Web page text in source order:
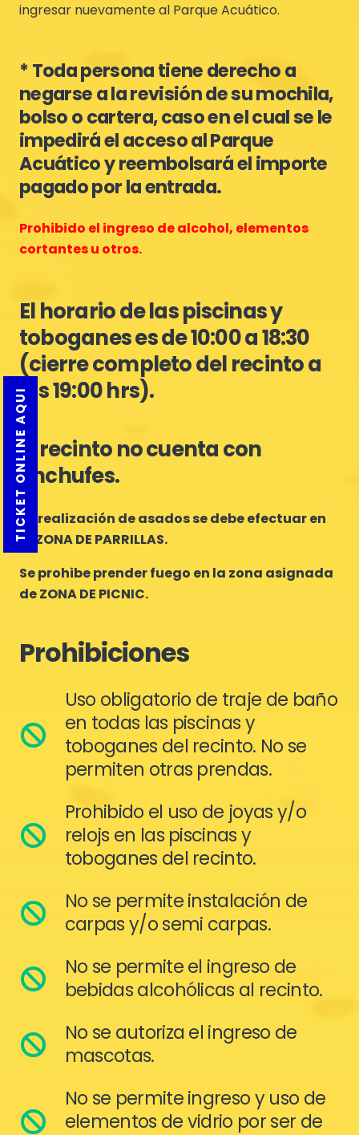
TICKET ONLINE AQUI
ingresar nuevamente al Parque Acuático.
* Toda persona tiene derecho a
negarse a la revisión de su mochila,
bolso o cartera, caso en el cual se le
impedirá el acceso al Parque
Acuático y reembolsará el importe
pagado por la entrada.
Prohibido el ingreso de alcohol, elementos
cortantes u otros.
El horario de las piscinas y
toboganes es de 10:00 a 18:30
(cierre completo del recinto a
las 19:00 hrs).
El recinto no cuenta con
enchufes.
La realización de asados se debe efectuar en
la ZONA DE PARRILLAS.
Se prohibe prender fuego en la zona asignada
de ZONA DE PICNIC.
Prohibiciones
Uso obligatorio de traje de baño
en todas las piscinas y
toboganes del recinto. No se
permiten otras prendas.
Prohibido el uso de joyas y/o
relojs en las piscinas y
toboganes del recinto.
No se permite instalación de
carpas y/o semi carpas.
No se permite el ingreso de
bebidas alcohólicas al recinto.
No se autoriza el ingreso de
mascotas.
No se permite ingreso y uso de
elementos de vidrio por ser de